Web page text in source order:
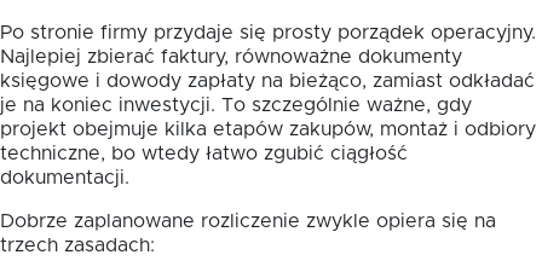
Po stronie firmy przydaje się prosty porządek operacyjny.
Najlepiej zbierać faktury, równoważne dokumenty
księgowe i dowody zapłaty na bieżąco, zamiast odkładać
je na koniec inwestycji. To szczególnie ważne, gdy
projekt obejmuje kilka etapów zakupów, montaż i odbiory
techniczne, bo wtedy łatwo zgubić ciągłość
dokumentacji.
Dobrze zaplanowane rozliczenie zwykle opiera się na
trzech zasadach: